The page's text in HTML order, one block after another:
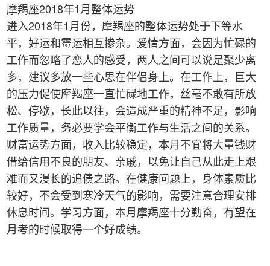
摩羯座2018年1月整体运势
进入2018年1月份，摩羯座的整体运势处于下等水
平，好运和霉运相互掺杂。爱情方面，会因为忙碌的
工作而忽略了恋人的感受，两人之间可以说是聚少离
多，建议多放一些心思在伴侣身上。在工作上，巨大
的压力促使摩羯座一直忙碌地工作，丝毫不敢有所放
松、停歇，长此以往，会造成严重的精神不足，影响
工作质量，务必要学会平衡工作与生活之间的关系。
财富运势方面，收入比较稳定，本月不宜将大量钱财
借给信用不良的朋友、亲戚，以免让自己从此走上艰
难而又漫长的追债之路。在健康问题上，身体素质比
较好，不会受到寒冷天气的影响，需要注意合理安排
休息时间。学习方面，本月摩羯座十分勤奋，有望在
月考的时候取得一个好成绩。